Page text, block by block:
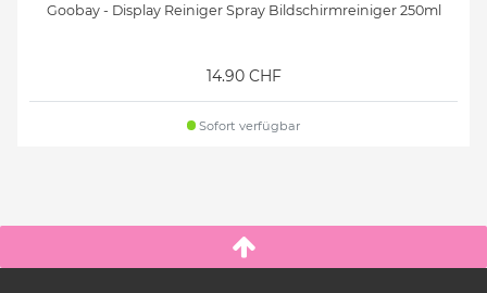
Goobay - Display Reiniger Spray Bildschirmreiniger 250ml
14.90 CHF
Sofort verfügbar